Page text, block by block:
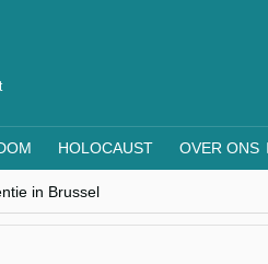
HOLOCAUST OVER ONS
in Brussel
Jinnih Beels (Vooruit)